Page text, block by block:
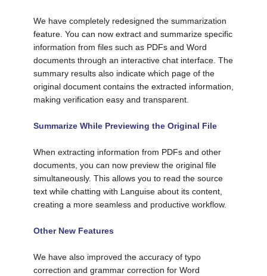
We have completely redesigned the summarization
feature. You can now extract and summarize specific
information from files such as PDFs and Word
documents through an interactive chat interface. The
summary results also indicate which page of the
original document contains the extracted information,
making verification easy and transparent.
Summarize While Previewing the Original File
When extracting information from PDFs and other
documents, you can now preview the original file
simultaneously. This allows you to read the source
text while chatting with Languise about its content,
creating a more seamless and productive workflow.
Other New Features
We have also improved the accuracy of typo
correction and grammar correction for Word